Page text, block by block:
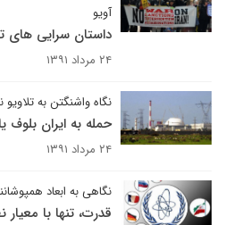
آویو
داستان سرایی های
۲۴ مرداد ۱۳۹۱
نگاه واشنگتن به
حمله به ایران بلوف
۲۴ مرداد ۱۳۹۱
نگاهی به ابعاد
قدرت، تنها با